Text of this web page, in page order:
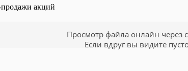
акций
Просмотр файла онлайн через
Если вдруг вы видите